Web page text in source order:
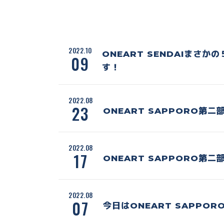
2022.10
09
ONEART SENDAIまさかの
す！
2022.08
23 ONEART SAPPORO第二
2022.08
17 ONEART SAPPORO第二
2022.08
07 今日はONEART